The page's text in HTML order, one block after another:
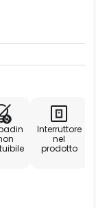
Interruttore
nel
prodotto